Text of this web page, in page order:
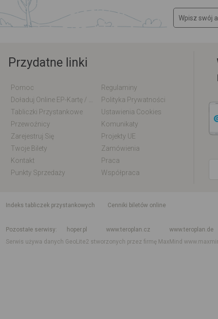
Przydatne linki
Pomoc
Regulaminy
Polityka Prywatności
Tabliczki Przystankowe
Ustawienia Cookies
Przewoźnicy
Komunikaty
Zarejestruj Się
Projekty UE
Twoje Bilety
Zamówienia
Kontakt
Praca
Punkty Sprzedaży
Współpraca
indeks tabliczek przystankowych
Cenniki biletów online
Pozostałe serwisy
hoper.pl www.teroplan.cz
www.teroplan.de
Serwis używa danych GeoLite2 stworzonych przez firmę MaxMind